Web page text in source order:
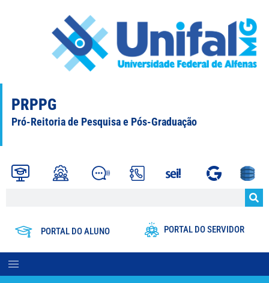
PRPPG
Pró-Reitoria de Pesquisa e Pós-Graduação
PORTAL DO ALUNO PORTAL DO SERVIDOR